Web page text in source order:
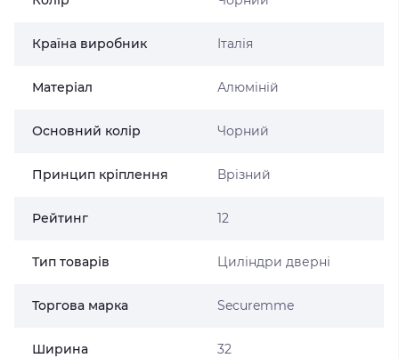
Країна виробник Італія
Матеріал Алюміній
Основний колір Чорний
Принцип кріплення Врізний
Рейтинг 12
Тип товарів Циліндри дверні
Торгова марка Securemme
Ширина 32